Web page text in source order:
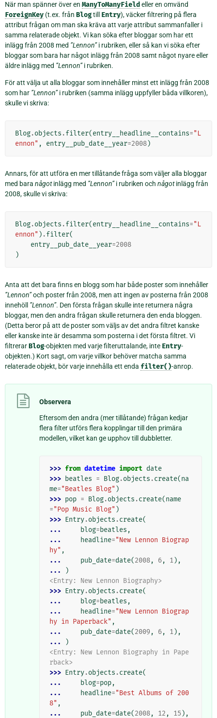
När man spänner över en ManyToManyField eller en omvänd
ForeignKey (t.ex. från Blogtill Entry), väcker filtrering på flera
attribut frågan om man ska kräva att varje attribut sammanfaller i
samma relaterade objekt. Vi kan söka efter bloggar som har ett
inlägg från 2008 med ”Lennon”i rubriken, eller så kan vi söka efter
bloggar som bara har något inlägg från 2008 samt något nyare eller
äldre inlägg med ”Lennon”i rubriken.
För att välja ut alla bloggar som innehåller minst ett inlägg från 2008
som har ”Lennon”i rubriken (samma inlägg uppfyller båda villkoren),
skulle vi skriva:
Blog.objects .filter(entry__headline__contains="L
ennon" , entry__pub_date__year=2008)
Annars, för att utföra en mer tillåtande fråga som väljer alla bloggar
med bara någotinlägg med ”Lennon”i rubriken och någotinlägg från
2008, skulle vi skriva:
Blog.objects .filter(entry__headline__contains="L
ennon" ) .filter(
entry__pub_date__year=2008
)
Anta att det bara finns en blogg som har både poster som innehåller
”Lennon”och poster från 2008, men att ingen av posterna från 2008
innehöll ”Lennon”. Den första frågan skulle inte returnera några
bloggar, men den andra frågan skulle returnera den enda bloggen.
(Detta beror på att de poster som väljs av det andra filtret kanske
eller kanske inte är desamma som posterna i det första filtret. Vi
filtrerarBlog-objekten med varje filteruttalande, inte Entry-
objekten.) Kort sagt, om varje villkor behöver matcha samma
relaterade objekt, bör varje innehålla ett enda filter()-anrop.
Observera
Eftersom den andra (mer tillåtande) frågan kedjar
flera filter utförs flera kopplingar till den primära
modellen, vilket kan ge upphov till dubbletter.
>>> from datetime import date
>>> beatles = Blog.objects .create(na
me="Beatles Blog" )
>>> pop = Blog.objects .create(name
="Pop Music Blog" )
>>> Entry.objects .create(
...
blog=beatles ,
...
headline="New Lennon Biograp
hy" ,
...
pub_date=date(2008, 6, 1),
...
)
<Entry: New Lennon Biography>
>>> Entry.objects .create(
...
blog=beatles ,
...
headline="New Lennon Biograp
hy in Paperback" ,
...
pub_date=date(2009, 6, 1),
...
)
<Entry: New Lennon Biography in Pape
rback>
>>> Entry.objects .create(
...
blog=pop,
...
headline="Best Albums of 200
8" ,
...
pub_date=date(2008, 12 , 15 ),